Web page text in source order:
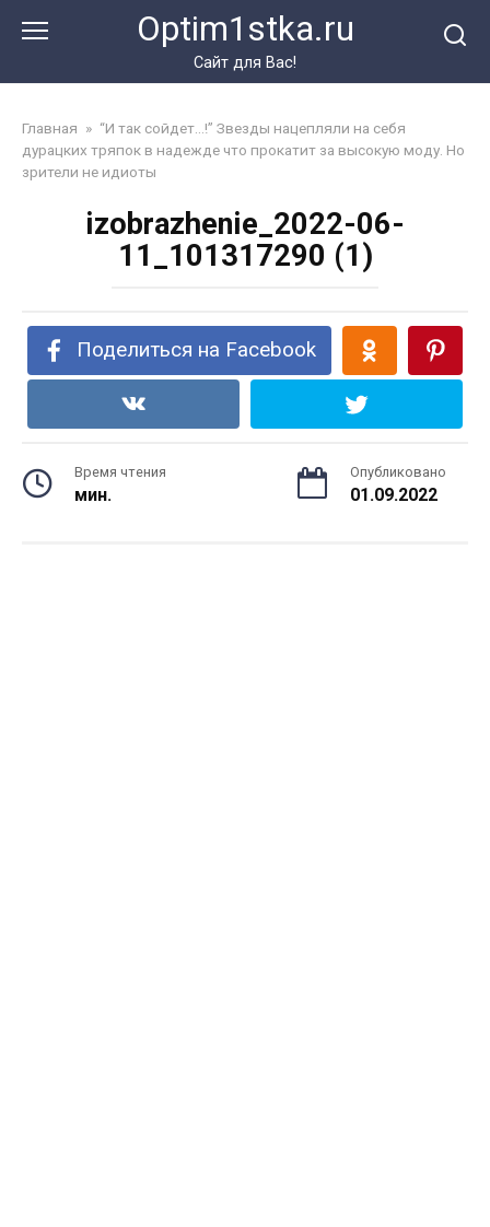
Optim1stka.ru
Сайт для Вас!
Главная » “И так сойдет…!” Звезды нацепляли на себя
дурацких тряпок в надежде что прокатит за высокую моду. Но
зрители не идиоты
izobrazhenie_2022-06-
11_101317290 (1)
Поделиться на Facebook
Время чтения
мин.
Опубликовано
01.09.2022